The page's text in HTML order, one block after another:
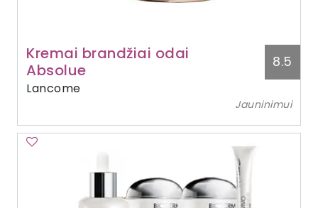
Kremai brandžiai odai
Absolue
Lancome
8.5
Jauninimui